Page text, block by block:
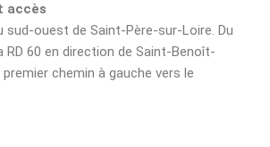
accès
sud-ouest de Saint-Père-sur-Loire. Du
RD 60 en direction de Saint-Benoît-
chemin à gauche vers le